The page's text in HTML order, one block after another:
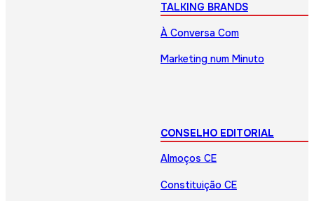
TALKING BRANDS
À Conversa Com
Marketing num Minuto
CONSELHO EDITORIAL
Almoços CE
Constituição CE